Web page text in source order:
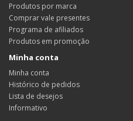
Produtos por marca
Comprar vale presentes
Programa de afiliados
Produtos em promoção
Minha conta
Minha conta
Histórico de pedidos
Lista de desejos
Informativo